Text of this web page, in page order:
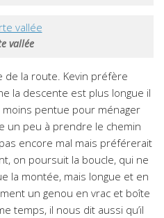
vallée
de la route. Kevin préfère
la descente est plus longue il
moins pentue pour ménager
un peu à prendre le chemin
encore mal mais préférerait
on poursuit la boucle, qui ne
la montée, mais longue et en
un genou en vrac et boîte
temps, il nous dit aussi qu’il